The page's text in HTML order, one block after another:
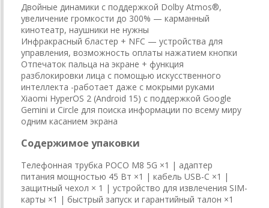
Двойные динамики с поддержкой Dolby Atmos®,
увеличение громкости до 300% — карманный
кинотеатр, наушники не нужны
Инфракрасный бластер + NFC — устройства для
управления, возможность оплаты нажатием кнопки
Отпечаток пальца на экране + функция
разблокировки лица с помощью искусственного
интеллекта -работает даже с мокрыми руками
Xiaomi HyperOS 2 (Android 15) с поддержкой Google
Gemini и Circle для поиска информации по всему миру
одним касанием экрана
Содержимое упаковки
Телефонная трубка POCO M8 5G ×1 | адаптер
питания мощностью 45 Вт ×1 | кабель USB-C ×1 |
защитный чехол × 1 | устройство для извлечения SIM-
карты ×1 | быстрый запуск и гарантийный талон ×1